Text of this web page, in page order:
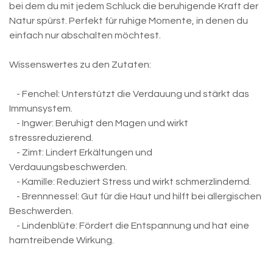
bei dem du mit jedem Schluck die beruhigende Kraft der
Natur spürst. Perfekt für ruhige Momente, in denen du
einfach nur abschalten möchtest.
Wissenswertes zu den Zutaten:
- Fenchel: Unterstützt die Verdauung und stärkt das
Immunsystem.
- Ingwer: Beruhigt den Magen und wirkt
stressreduzierend.
- Zimt: Lindert Erkältungen und
Verdauungsbeschwerden.
- Kamille: Reduziert Stress und wirkt schmerzlindernd.
- Brennnessel: Gut für die Haut und hilft bei allergischen
Beschwerden.
- Lindenblüte: Fördert die Entspannung und hat eine
harntreibende Wirkung.